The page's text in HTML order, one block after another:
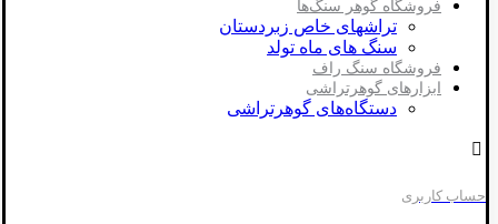
فروشگاه گوهر سنگ‌ها
تراشهای خاص زبردستان
سنگ های ماه تولد
فروشگاه سنگ راف
ابزارهای گوهرتراشی
دستگاه‌های گوهرتراشی
حساب کاربری